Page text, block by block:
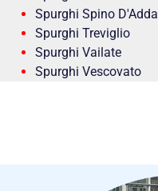
Spurghi Spino D'Adda
Spurghi Treviglio
Spurghi Vailate
Spurghi Vescovato